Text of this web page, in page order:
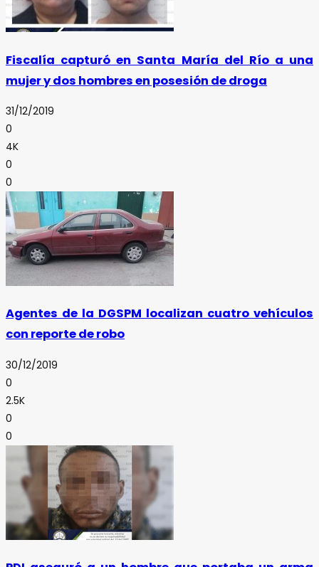
Fiscalía capturó en Santa María del Río a una
mujer y dos hombres en posesión de droga
31/12/2019
0
4K
0
0
Agentes de la DGSPM localizan cuatro vehículos
con reporte de robo
30/12/2019
0
2.5K
0
0